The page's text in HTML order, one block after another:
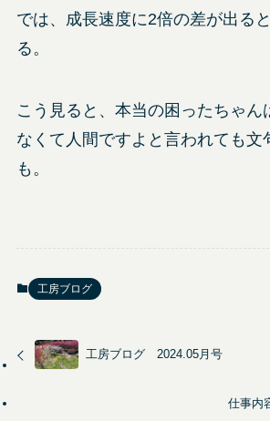
では、成長速度に2倍の差が出る
る。
こう見ると、本当の困ったちゃん
なくて人間ですよと言われても文
も。
工房ブログ
工房ブログ 2024.05月号
仕事内